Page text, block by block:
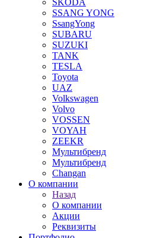
SKODA
SSANG YONG
SsangYong
SUBARU
SUZUKI
TANK
TESLA
Toyota
UAZ
Volkswagen
Volvo
VOSSEN
VOYAH
ZEEKR
Мультибренд
Мультибренд
Сhangan
О компании
Назад
О компании
Акции
Реквизиты